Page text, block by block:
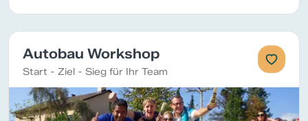
Autobau Workshop
Start - Ziel - Sieg für Ihr Team